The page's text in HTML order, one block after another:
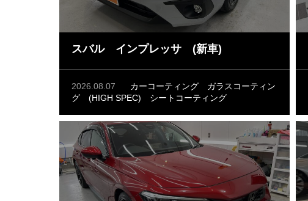
スバル インプレッサ (新車)
2026.08.07 カーコーティング
ガラスコーティン
グ (HIGH SPEC)
シートコーティング